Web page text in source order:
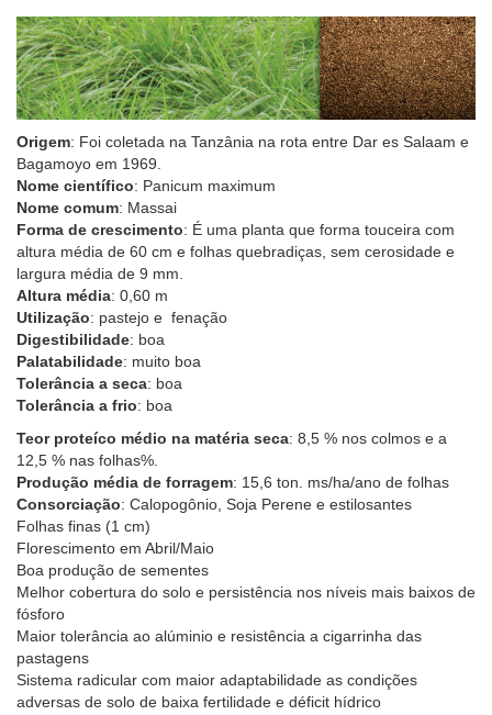
Origem: Foi coletada na Tanzânia na rota entre Dar es Salaam e
Bagamoyo em 1969.
Nome científico: Panicum maximum
Nome comum: Massai
Forma de crescimento: É uma planta que forma touceira com
altura média de 60 cm e folhas quebradiças, sem cerosidade e
largura média de 9 mm.
Altura média: 0,60 m
Utilização: pastejo e fenação
Digestibilidade: boa
Palatabilidade: muito boa
Tolerância a seca: boa
Tolerância a frio: boa
Teor proteíco médio na matéria seca: 8,5 % nos colmos e a
12,5 % nas folhas%.
Produção média de forragem: 15,6 ton. ms/ha/ano de folhas
Consorciação: Calopogônio, Soja Perene e estilosantes
Folhas finas (1 cm)
Florescimento em Abril/Maio
Boa produção de sementes
Melhor cobertura do solo e persistência nos níveis mais baixos de
fósforo
Maior tolerância ao alúminio e resistência a cigarrinha das
pastagens
Sistema radicular com maior adaptabilidade as condições
adversas de solo de baixa fertilidade e déficit hídrico